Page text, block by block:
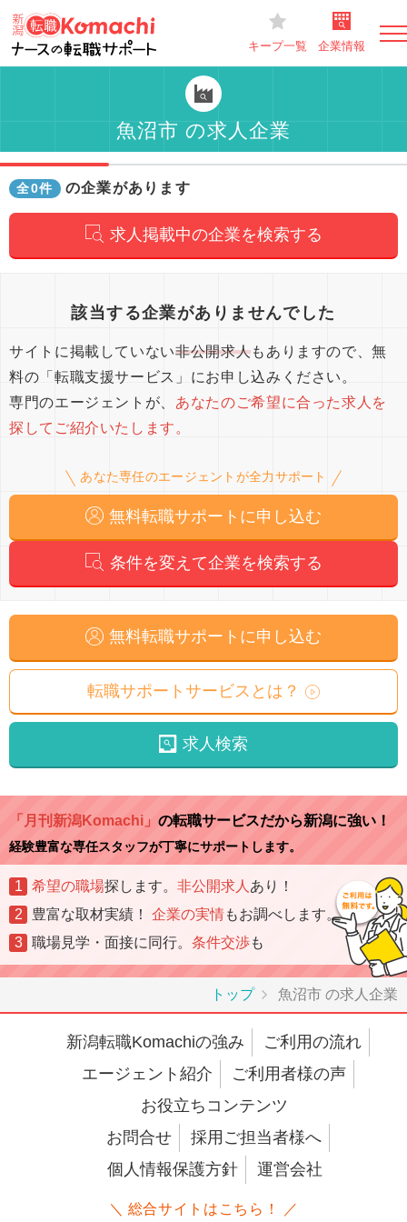
キープ一覧 企業情報
魚沼市 の求人企業
全0件 の企業があります
求人掲載中の企業を検索する
該当する企業がありませんでした
サイトに掲載していない非公開求人もありますので、無
料の「転職支援サービス」にお申し込みください。
専門のエージェントが、 あなたのご希望に合った求人を
探してご紹介いたします。
あなた専任のエージェントが全力サポート
無料転職サポートに申し込む
条件を変えて企業を検索する
無料転職サポートに申し込む
転職サポートサービスとは？
求人検索
「月刊新潟Komachi」 の転職サービスだから新潟に強い！
経験豊富な専任スタッフが丁寧にサポートします。
1 希望の職場探します。 非公開求人 あり！
2
豊富な取材実績！ 企業の実情もお調べします。
3
職場見学・面接に同行。 条件交渉も
トップ 魚沼市 の求人企業
新潟転職Komachiの強み
ご利用の流れ
エージェント紹介
ご利用者様の声
お役立ちコンテンツ
お問合せ
採用ご担当者様へ
個人情報保護方針
運営会社
＼ 総合サイトはこちら！ ／